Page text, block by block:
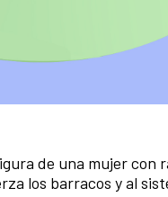
de una mujer con
los barracos y al